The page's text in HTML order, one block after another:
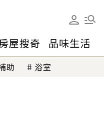
屋搜奇 品味生活
助 浴室